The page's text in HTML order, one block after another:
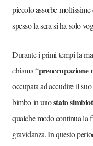
piccolo assorbe moltissime
spesso la sera si ha solo
Durante i primi tempi la
chiama “preoccupazione
occupata ad accudire il
bimbo in unostato
qualche modo continua la
gravidanza. In questo